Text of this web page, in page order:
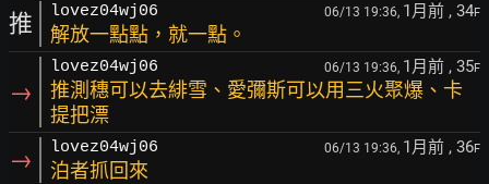
推 lovez04wj06 06/13 19:36, 1月前 , 34F
解放一點點，就一點。
→
lovez04wj06 06/13 19:36, 1月前 , 35F
推測穗可以去緋雪、愛彌斯可以用三火聚爆、卡
提把漂
→ lovez04wj06 06/13 19:36, 1月前 , 36F
泊者抓回來